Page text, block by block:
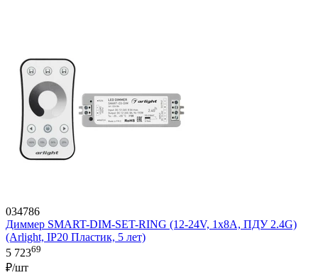
034786
Диммер SMART-DIM-SET-RING (12-24V, 1x8A, ПДУ 2.4G)
(Arlight, IP20 Пластик, 5 лет)
5 72369
₽/шт